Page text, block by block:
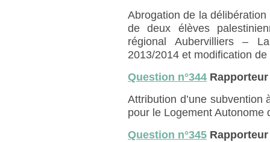
Abrogation de la délibération
de deux élèves
régional Aubervilliers –
2013/2014 et modification
Question n°344
Attribution d’une
pour le Logement Autonome
Question n°345